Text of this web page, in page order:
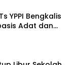
YPPI Bengkalis
Adat dan